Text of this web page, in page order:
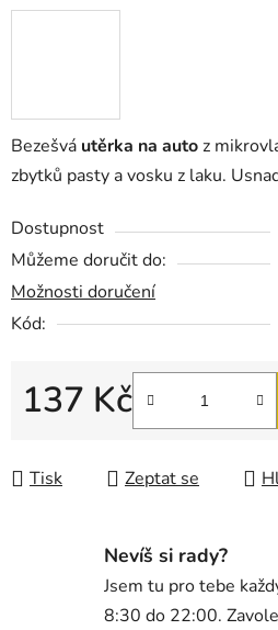
Bezešvá utěrka na autoz
zbytků pasty a vosku z laku.
Dostupnost
Můžeme doručit do:
Možnosti doručení
Kód:
137 Kč
Tisk Zeptat se
Nevíš si rady?
Jsem tu pro tebe
8:30 do 22:00.